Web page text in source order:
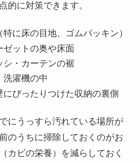
的に対策できます。
に床の目地、ゴムパッキン）
ゼットの奥や床面
シ・カーテンの裾
洗濯機の中
にぴったりつけた収納の裏側
にうっすら汚れている場所が
のうちに掃除しておくのがお
カビの栄養）を減らしておく